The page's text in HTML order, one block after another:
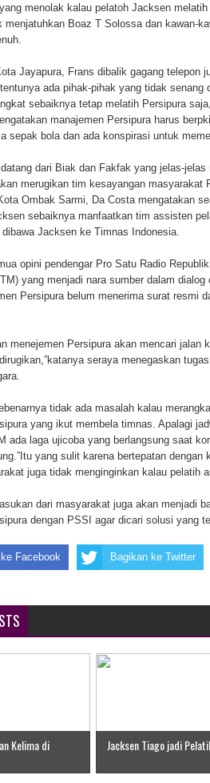
into National Food Belt with Mechanized
dan Penanaman Padi di Merauke
Kasus Korupsi Jalan Lingkar
Indonesia's National Craft Anniversary in
Masih Hilang
menolak kalau pelatoh Jacksen
menjatuhkan Boaz T Solossa dan kawan-
Jayapura, Frans dibalik gagang telepon
ada pihak-pihak yang tidak senang
sebaiknya tetap melatih Persipura
manajemen Persipura harus
sepak bola dan ada konspirasi untuk
dari Biak dan Fakfak yang jelas-
merugikan tim kesayangan masyarakat
Ombak Sarmi, Da Costa mengatakan
sebaiknya manfaatkan tim assisten
Jacksen ke Timnas Indonesia.
opini pendengar Pro Satu Radio
yang menjadi nara sumber dalam
Persipura belum menerima surat resmi
menejemen Persipura akan mencari jalan
seraya menegaskan
tidak ada masalah kalau
yang ikut membela timnas. Apalagi
ada laga ujicoba yang berlangsung saat
yang sulit karena bertepatan
juga tidak menginginkan kalau pelatih
dari masyarakat juga akan menjadi
dengan PSSI agar dicari solusi yang
Facebook Bagikan ke Twitter
Kelima di
Jacksen Tiago jadi